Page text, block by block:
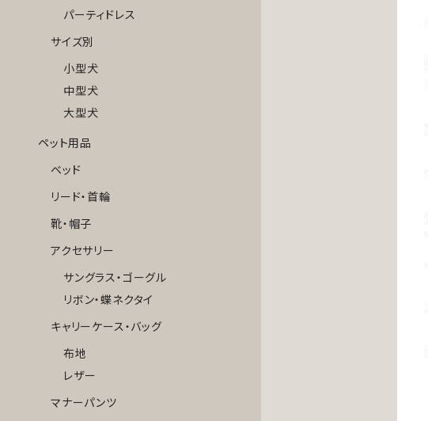
パーティドレス
サイズ別
小型犬
中型犬
大型犬
ペット用品
ベッド
リード・首輪
靴・帽子
アクセサリー
サングラス・ゴーグル
リボン・蝶ネクタイ
キャリーケース・バッグ
布地
レザー
マナーパンツ